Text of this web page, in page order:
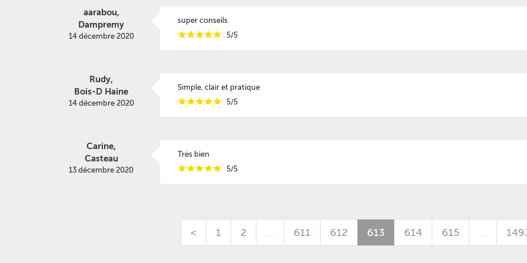
aarabou,
Dampremy
14 décembre 2020
super conseils
iiiii 5/5
Rudy,
Bois-D Haine
14 décembre 2020
Simple, clair et pratique
iiiii 5/5
Carine,
Casteau
13 décembre 2020
Très bien
iiiii 5/5
< 1 2 … 611 612 613 614 615 …